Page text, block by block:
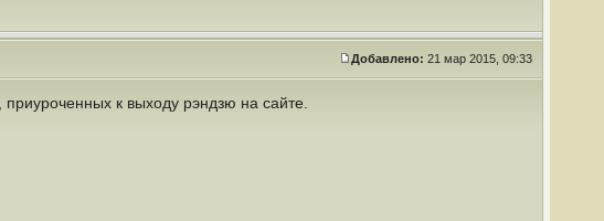
Добавлено: 21 мар 2015, 09:33
к выходу рэндзю на сайте.